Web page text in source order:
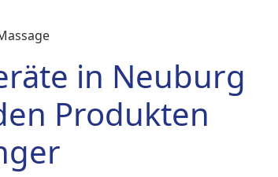
in Neuburg
Produkten